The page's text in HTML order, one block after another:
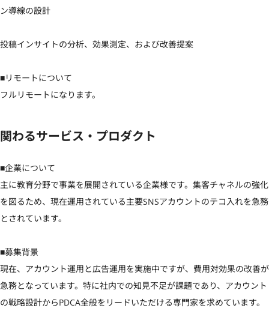
ン導線の設計
投稿インサイトの分析、効果測定、および改善提案
■リモートについて
フルリモートになります。
関わるサービス・プロダクト
■企業について
主に教育分野で事業を展開されている企業様です。集客チャネルの強化
を図るため、現在運用されている主要SNSアカウントのテコ入れを急務
とされています。
■募集背景
現在、アカウント運用と広告運用を実施中ですが、費用対効果の改善が
急務となっています。特に社内での知見不足が課題であり、アカウント
の戦略設計からPDCA全般をリードいただける専門家を求めています。